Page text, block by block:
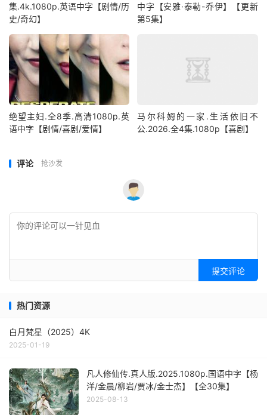
集.4k.1080p.英语中字【剧情/历
史/奇幻】
中字【安雅·泰勒-乔伊】【更新
第5集】
绝望主妇.全8季.高清1080p.英
语中字【剧情/喜剧/爱情】
马尔科姆的一家.生活依旧不
公.2026.全4集.1080p【喜剧】
评论 抢沙发
提交评论
热门资源
白月梵星（2025）4K
2025-01-19
凡人修仙传.真人版.2025.1080p.国语中字【杨
洋/金晨/柳岩/贾冰/金士杰】【全30集】
2025-08-13